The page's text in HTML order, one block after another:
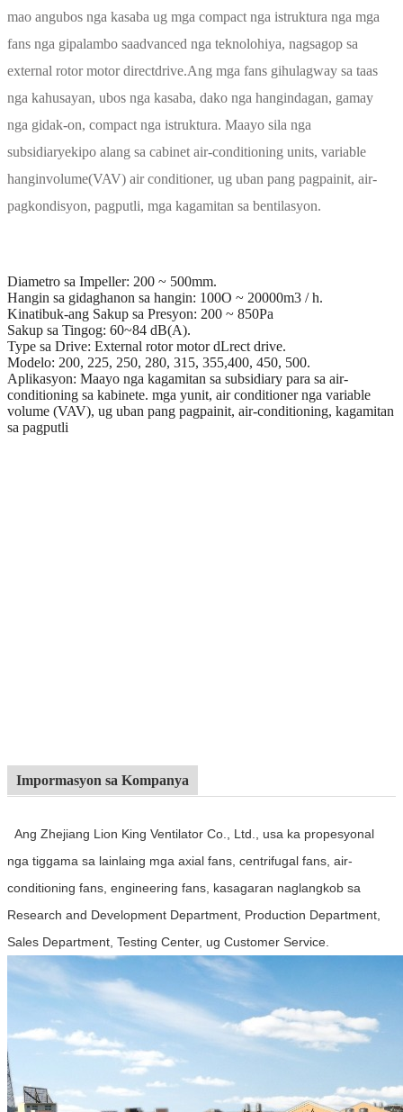
mao angubos nga kasaba ug mga compact nga istruktura nga mga
fans nga gipalambo saadvanced nga teknolohiya, nagsagop sa
external rotor motor directdrive.Ang mga fans gihulagway sa taas
nga kahusayan, ubos nga kasaba, dako nga hangindagan, gamay
nga gidak-on, compact nga istruktura. Maayo sila nga
subsidiaryekipo alang sa cabinet air-conditioning units, variable
hanginvolume(VAV) air conditioner, ug uban pang pagpainit, air-
pagkondisyon, pagputli, mga kagamitan sa bentilasyon.
Diametro sa Impeller: 200 ~ 500mm.
Hangin sa gidaghanon sa hangin: 100O ~ 20000m3 / h.
Kinatibuk-ang Sakup sa Presyon: 200 ~ 850Pa
Sakup sa Tingog: 60~84 dB(A).
Type sa Drive: External rotor motor dLrect drive.
Modelo: 200, 225, 250, 280, 315, 355,400, 450, 500.
Aplikasyon: Maayo nga kagamitan sa subsidiary para sa air-
conditioning sa kabinete. mga yunit, air conditioner nga variable
volume (VAV), ug uban pang pagpainit, air-conditioning, kagamitan
sa pagputli
Impormasyon sa Kompanya
Ang Zhejiang Lion King Ventilator Co., Ltd., usa ka propesyonal
nga tiggama sa lainlaing mga axial fans, centrifugal fans, air-
conditioning fans, engineering fans, kasagaran naglangkob sa
Research and Development Department, Production Department,
Sales Department, Testing Center, ug Customer Service.